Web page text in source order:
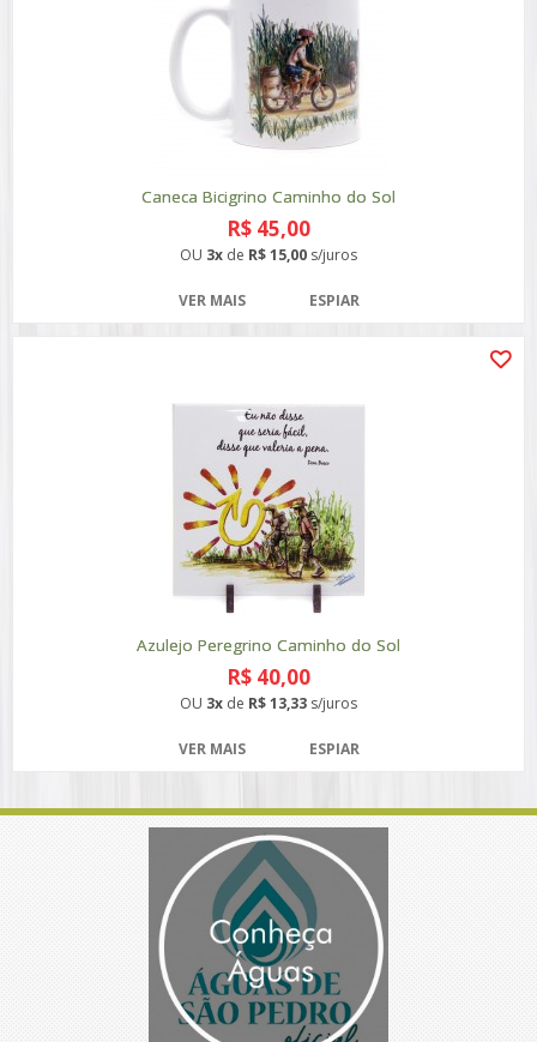
Caneca Bicigrino Caminho do Sol
R$ 45,00
OU 3x de R$ 15,00 s/juros
VER MAIS ESPIAR
Azulejo Peregrino Caminho do Sol
R$ 40,00
OU 3x de R$ 13,33 s/juros
VER MAIS ESPIAR